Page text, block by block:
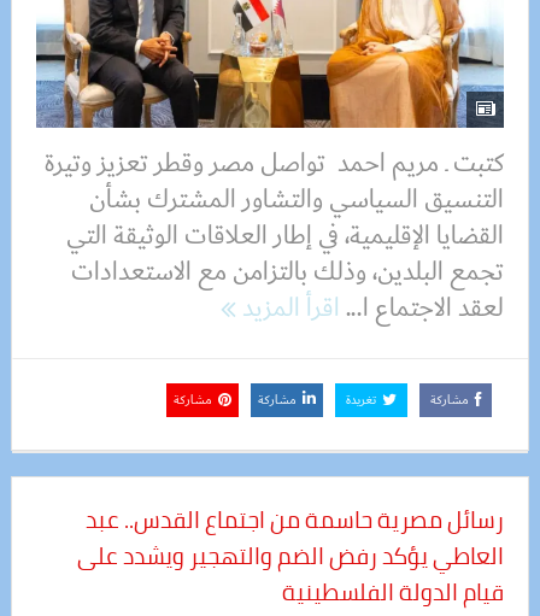
كتبت ـ مريم احمد تواصل مصر وقطر تعزيز وتيرة
التنسيق السياسي والتشاور المشترك بشأن
القضايا الإقليمية، في إطار العلاقات الوثيقة التي
تجمع البلدين، وذلك بالتزامن مع الاستعدادات
لعقد الاجتماع ا...اقرأ المزيد
مشاركة تغريدة مشاركة مشاركة
رسائل مصرية حاسمة من اجتماع القدس.. عبد
العاطي يؤكد رفض الضم والتهجير ويشدد على
قيام الدولة الفلسطينية